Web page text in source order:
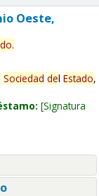
Oeste,
.
Sociedad del Estado,
Signatura